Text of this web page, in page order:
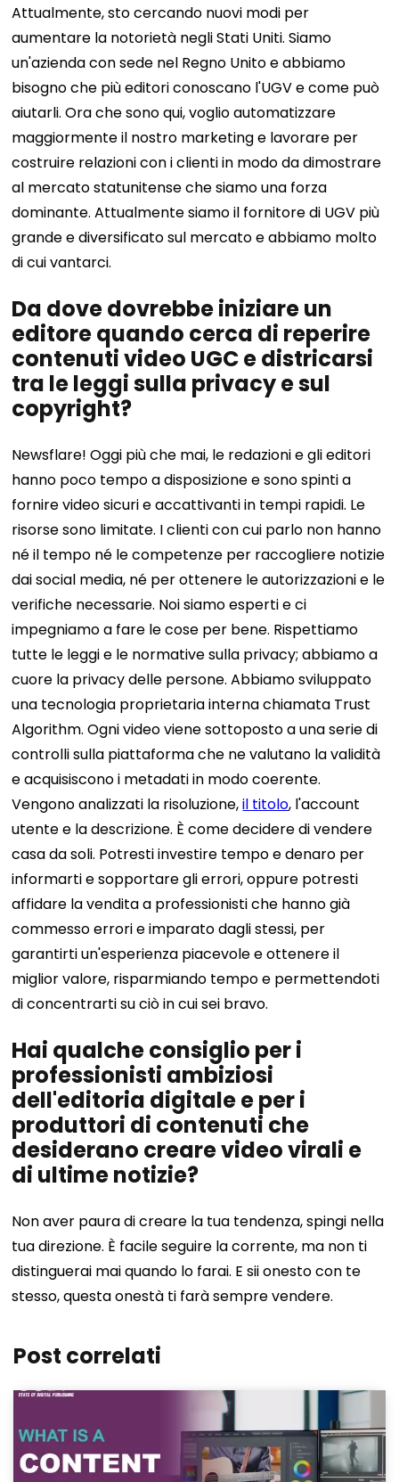
Attualmente, sto cercando nuovi modi per
aumentare la notorietà negli Stati Uniti. Siamo
un'azienda con sede nel Regno Unito e abbiamo
bisogno che più editori conoscano l'UGV e come può
aiutarli. Ora che sono qui, voglio automatizzare
maggiormente il nostro marketing e lavorare per
costruire relazioni con i clienti in modo da dimostrare
al mercato statunitense che siamo una forza
dominante. Attualmente siamo il fornitore di UGV più
grande e diversificato sul mercato e abbiamo molto
di cui vantarci.
Da dove dovrebbe iniziare un
editore quando cerca di reperire
contenuti video UGC e districarsi
tra le leggi sulla privacy e sul
copyright?
Newsflare! Oggi più che mai, le redazioni e gli editori
hanno poco tempo a disposizione e sono spinti a
fornire video sicuri e accattivanti in tempi rapidi. Le
risorse sono limitate. I clienti con cui parlo non hanno
né il tempo né le competenze per raccogliere notizie
dai social media, né per ottenere le autorizzazioni e le
verifiche necessarie. Noi siamo esperti e ci
impegniamo a fare le cose per bene. Rispettiamo
tutte le leggi e le normative sulla privacy; abbiamo a
cuore la privacy delle persone. Abbiamo sviluppato
una tecnologia proprietaria interna chiamata Trust
Algorithm. Ogni video viene sottoposto a una serie di
controlli sulla piattaforma che ne valutano la validità
e acquisiscono i metadati in modo coerente.
Vengono analizzati la risoluzione,il titolo, l'account
utente e la descrizione. È come decidere di vendere
casa da soli. Potresti investire tempo e denaro per
informarti e sopportare gli errori, oppure potresti
affidare la vendita a professionisti che hanno già
commesso errori e imparato dagli stessi, per
garantirti un'esperienza piacevole e ottenere il
miglior valore, risparmiando tempo e permettendoti
di concentrarti su ciò in cui sei bravo.
Hai qualche consiglio per i
professionisti ambiziosi
dell'editoria digitale e per i
produttori di contenuti che
desiderano creare video virali e
di ultime notizie?
Non aver paura di creare la tua tendenza, spingi nella
tua direzione. È facile seguire la corrente, ma non ti
distinguerai mai quando lo farai. E sii onesto con te
stesso, questa onestà ti farà sempre vendere.
Post correlati